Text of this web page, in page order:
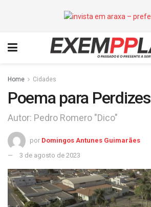
Home Cidades
Poema para Perdizes
Autor: Pedro Romero "Dico"
por Domingos Antunes Guimarães
3 de agosto de 2023